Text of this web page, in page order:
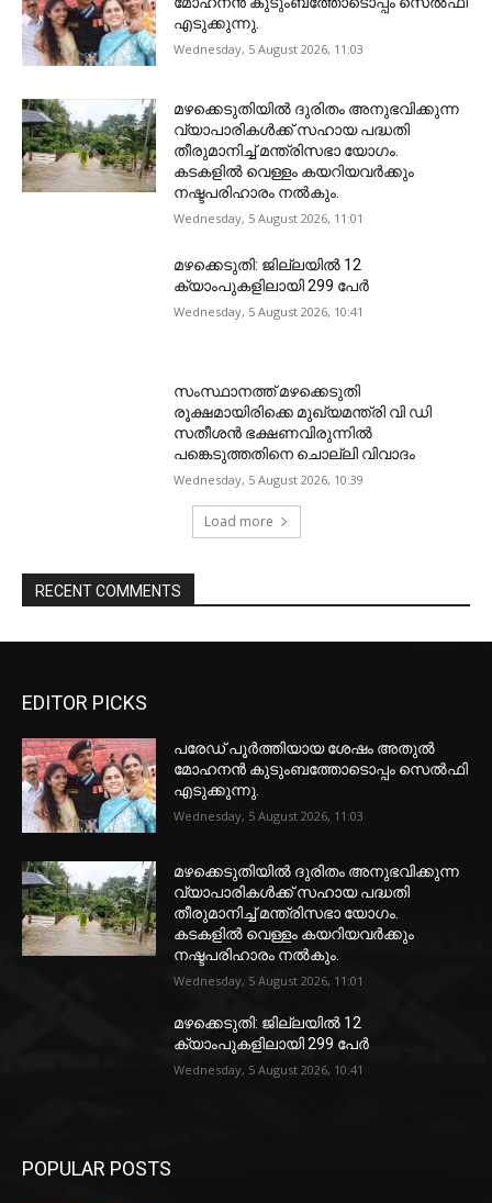
എടുക്കുന്നു.
Wednesday, 5 August 2026, 11:03
മഴക്കെടുതിയിൽ ദുരിതം അനുഭവിക്കുന്ന
വ്യാപാരികൾക്ക് സഹായ പദ്ധതി
തീരുമാനിച്ച് മന്ത്രിസഭാ യോഗം.
കടകളിൽ വെള്ളം കയറിയവർക്കും
നഷ്ടപരിഹാരം നൽകും.
Wednesday, 5 August 2026, 11:01
മഴക്കെടുതി: ജില്ലയിൽ 12
ക്യാംപുകളിലായി 299 പേർ
Wednesday, 5 August 2026, 10:41
സംസ്ഥാനത്ത് മഴക്കെടുതി
രൂക്ഷമായിരിക്കെ മുഖ്യമന്ത്രി വി ഡി
സതീശന്‍ ഭക്ഷണവിരുന്നില്‍
പങ്കെടുത്തതിനെ ചൊല്ലി വിവാദം
Wednesday, 5 August 2026, 10:39
Load more
RECENT COMMENTS
EDITOR PICKS
പരേഡ് പൂര്‍ത്തിയായ ശേഷം അതുൽ
മോഹനൻ കുടുംബത്തോടൊപ്പം സെൽഫി
എടുക്കുന്നു.
Wednesday, 5 August 2026, 11:03
മഴക്കെടുതിയിൽ ദുരിതം അനുഭവിക്കുന്ന
വ്യാപാരികൾക്ക് സഹായ പദ്ധതി
തീരുമാനിച്ച് മന്ത്രിസഭാ യോഗം.
കടകളിൽ വെള്ളം കയറിയവർക്കും
നഷ്ടപരിഹാരം നൽകും.
Wednesday, 5 August 2026, 11:01
മഴക്കെടുതി: ജില്ലയിൽ 12
ക്യാംപുകളിലായി 299 പേർ
Wednesday, 5 August 2026, 10:41
POPULAR POSTS